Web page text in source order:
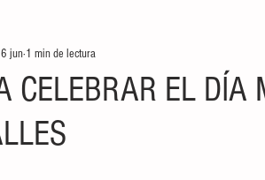
CELEBRAR EL DÍA
jun 1 min de lectura